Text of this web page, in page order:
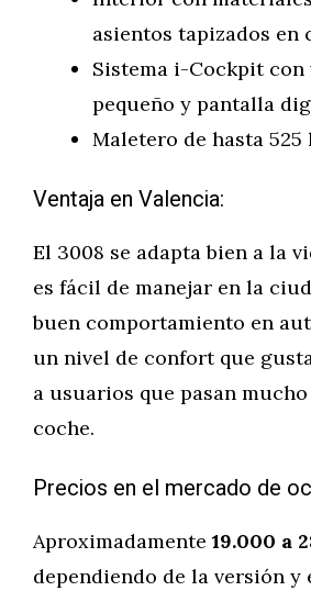
asientos tapizados en
Sistema i-Cockpit con
pequeño y pantalla
Maletero de hasta 525
Ventaja en Valencia:
El 3008 se adapta bien a la
es fácil de manejar en la
buen comportamiento en
un nivel de confort que
a usuarios que pasan
coche.
Precios en el mercado de
Aproximadamente 19.000 a
dependiendo de la versión y